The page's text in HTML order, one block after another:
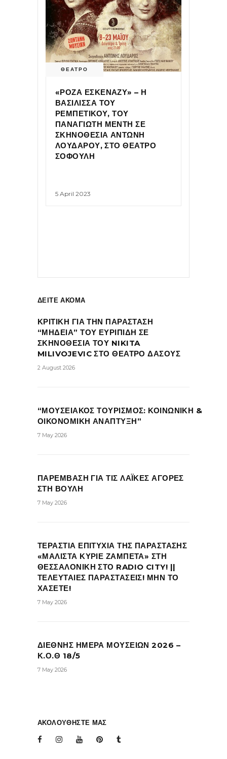
ΘΕΑΤΡΟ
«ΡΟΖΑ ΕΣΚΕΝΑΖΥ» – Η
ΒΑΣΙΛΙΣΣΑ ΤΟΥ
ΡΕΜΠΕΤΙΚΟΥ, ΤΟΥ
ΠΑΝΑΓΙΩΤΗ ΜΕΝΤΗ ΣΕ
ΣΚΗΝΟΘΕΣΙΑ ΑΝΤΩΝΗ
ΛΟΥΔΑΡΟΥ, ΣΤΟ ΘΕΑΤΡΟ
ΣΟΦΟΥΛΗ
5 April 2023
ΔΕΙΤΕ ΑΚΟΜΑ
ΚΡΙΤΙΚΗ ΓΙΑ ΤΗΝ ΠΑΡΑΣΤΑΣΗ
“ΜΗΔΕΙΑ” ΤΟΥ ΕΥΡΙΠΙΔΗ ΣΕ
ΣΚΗΝΟΘΕΣΙΑ ΤΟΥ NIKITA
MILIVOJEVIC ΣΤΟ ΘΕΑΤΡΟ ΔΑΣΟΥΣ
2 August 2026
“ΜΟΥΣΕΙΑΚΟΣ ΤΟΥΡΙΣΜΟΣ: ΚΟΙΝΩΝΙΚΗ &
ΟΙΚΟΝΟΜΙΚΗ ΑΝΑΠΤΥΞΗ”
7 May 2026
ΠΑΡΕΜΒΑΣΗ ΓΙΑ ΤΙΣ ΛΑΪΚΕΣ ΑΓΟΡΕΣ
ΣΤΗ ΒΟΥΛΗ
7 May 2026
ΤΕΡΑΣΤΙΑ ΕΠΙΤΥΧΙΑ ΤΗΣ ΠΑΡΑΣΤΑΣΗΣ
«ΜΑΛΙΣΤΑ ΚΥΡΙΕ ΖΑΜΠΕΤΑ» ΣΤΗ
ΘΕΣΣΑΛΟΝΙΚΗ ΣΤΟ RADIO CITY! ||
ΤΕΛΕΥΤΑΙΕΣ ΠΑΡΑΣΤΑΣΕΙΣ! ΜΗΝ ΤΟ
ΧΑΣΕΤΕ!
7 May 2026
ΔΙΕΘΝΗΣ ΗΜΕΡΑ ΜΟΥΣΕΙΩΝ 2026 –
Κ.Ο.Θ 18/5
7 May 2026
ΑΚΟΛΟΥΘΗΣΤΕ ΜΑΣ